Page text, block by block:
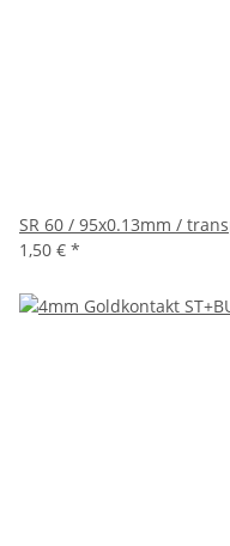
SR 60 / 95x0.13mm /
1,50 € *